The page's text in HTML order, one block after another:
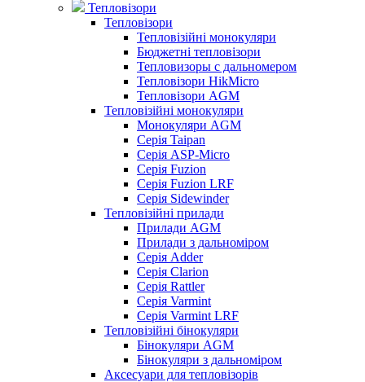
Тепловізори
Тепловізори
Тепловізійні монокуляри
Бюджетні тепловізори
Тепловизоры с дальномером
Тепловізори HikMicro
Тепловізори AGM
Тепловізійні монокуляри
Монокуляри AGM
Серія Taipan
Серія ASP-Micro
Серія Fuzion
Серія Fuzion LRF
Серія Sidewinder
Тепловізійні прилади
Прилади AGM
Прилади з дальноміром
Серія Adder
Серія Clarion
Серія Rattler
Серія Varmint
Серія Varmint LRF
Тепловізійні бінокуляри
Бінокуляри AGM
Бінокуляри з дальноміром
Аксесуари для тепловізорів